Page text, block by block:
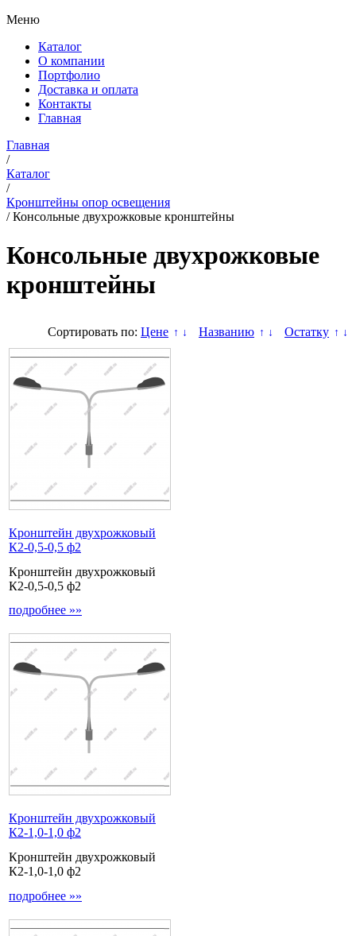
Меню
Каталог
О компании
Портфолио
Доставка и оплата
Контакты
Главная
Главная
/
Каталог
/
Кронштейны опор освещения
/Консольные двухрожковые кронштейны
Консольные двухрожковые
кронштейны
Сортировать по: Цене ↑ ↓ Названию ↑ ↓ Остатку ↑ ↓
Кронштейн двухрожковый
К2-0,5-0,5 ф2
Кронштейн двухрожковый
К2-0,5-0,5 ф2
подробнее »»
Кронштейн двухрожковый
К2-1,0-1,0 ф2
Кронштейн двухрожковый
К2-1,0-1,0 ф2
подробнее »»